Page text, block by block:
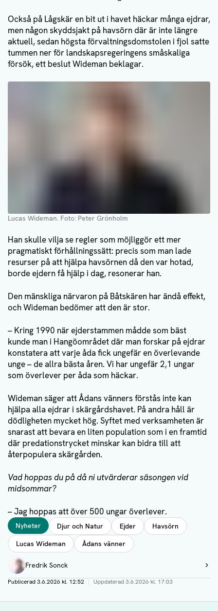
Också på Lågskär en bit ut i havet häckar många ejdrar,
men någon skyddsjakt på havsörn där är inte längre
aktuell, sedan högsta förvaltningsdomstolen i fjol satte
tummen ner för landskapsregeringens småskaliga
försök, ett beslut Wideman beklagar.
Lucas Wideman. Foto: Peter Grönholm
Han skulle vilja se regler som möjliggör ett mer
pragmatiskt förhållningssätt: precis som man lade
resurser på att hjälpa havsörnen då den var hotad,
borde ejdern få hjälp i dag, resonerar han.
Den mänskliga närvaron på Båtskären har ändå effekt,
och Wideman bedömer att den är stor.
– Kring 1990 när ejderstammen mådde som bäst
kunde man i Hangöområdet där man forskar på ejdrar
konstatera att varje åda fick ungefär en överlevande
unge – de allra bästa åren. Vi har ungefär 2,1 ungar
som överlever per åda som häckar.
Wideman säger att Ådans vänners förstås inte kan
hjälpa alla ejdrar i skärgårdshavet. På andra håll är
dödligheten mycket hög. Syftet med verksamheten är
snarast att bevara en liten population som i en framtid
där predationstrycket minskar kan bidra till att
återpopulera skärgården.
Vad hoppas du på då ni utvärderar säsongen vid
midsommar?
– Jag hoppas att över 500 ungar överlever.
Taggar
Nyheter Djur och Natur Ejder
Havsörn
Lucas Wideman
Ådans vänner
Författare
Fredrik Sonck
Visa profil
Publicerad3.6.2026 kl. 12:52 | Uppdaterad3.6.2026 kl. 17:03